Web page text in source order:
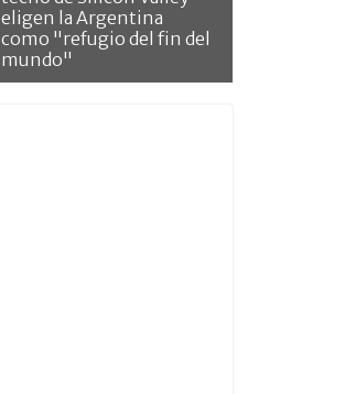
eligen la Argentina
como "refugio del fin del
mundo"